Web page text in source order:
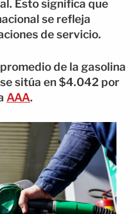
Esto significa que
se refleja
de servicio.
de la gasolina
sitúa en $4.042 por
AAA.